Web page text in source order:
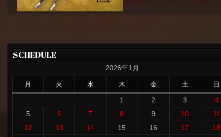
SCHEDULE
2026年1月
月 火 水 木 金 土 日
1 2 3
4
5
6 7 8 9 10
11
12
13 14 15 16 17
18